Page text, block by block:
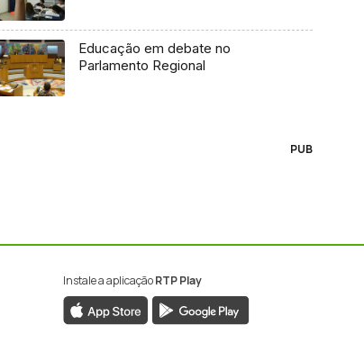
Educação em debate no
Parlamento Regional
PUB
Instale a aplicaçãoRTP Play